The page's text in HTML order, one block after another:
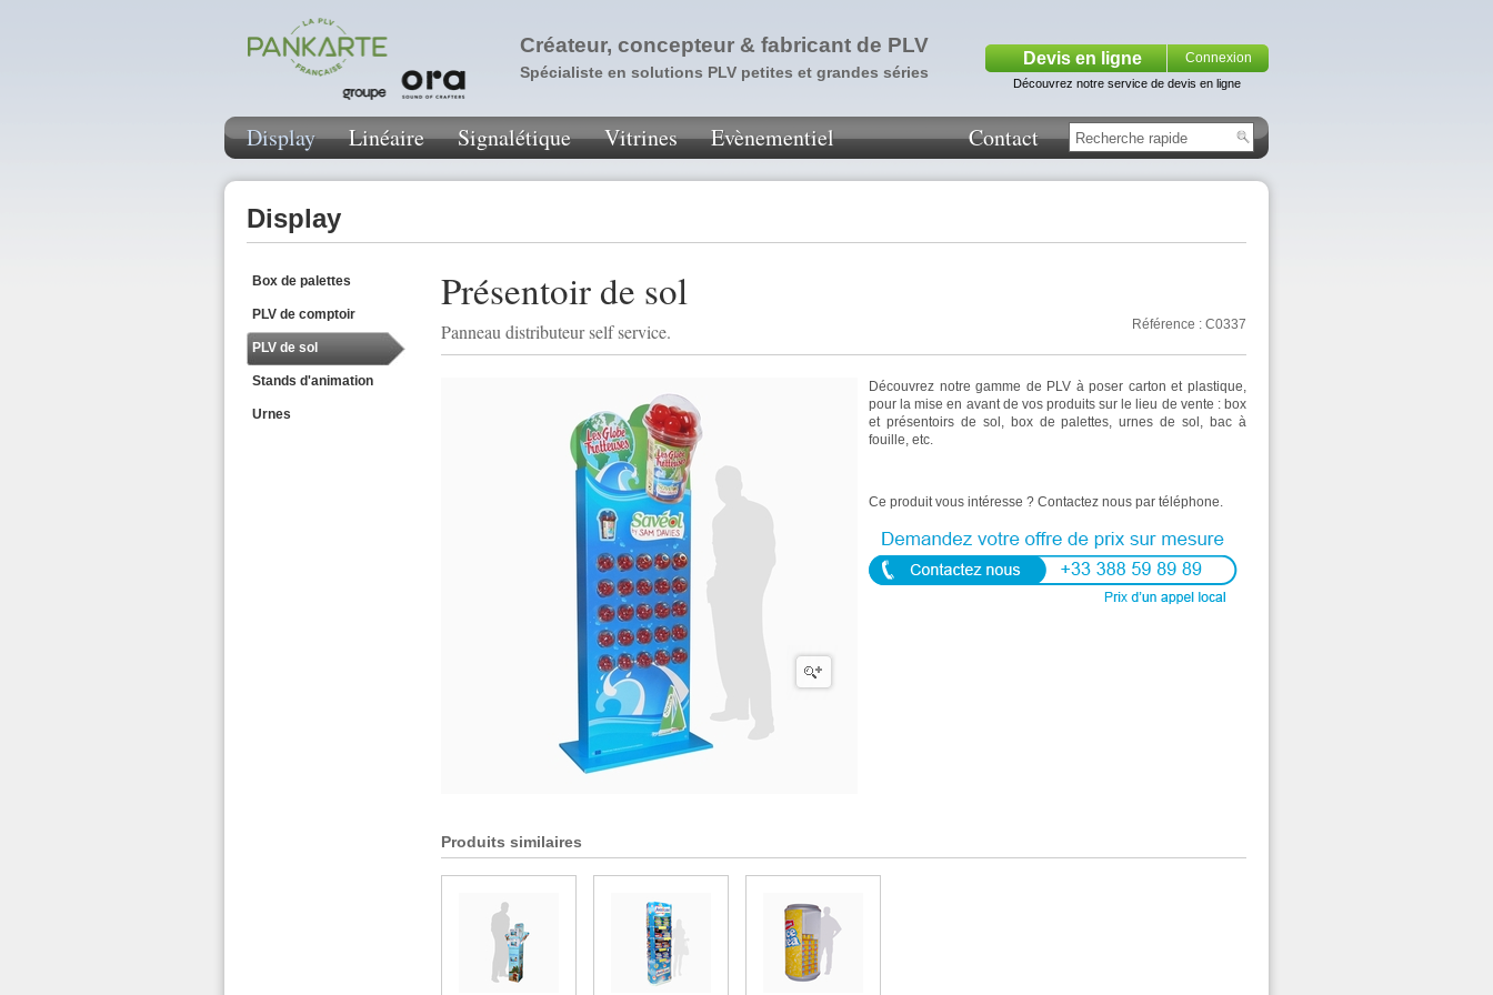
Créateur, concepteur & fabricant de PLV
Spécialiste en solutions PLV petites et grandes séries
Devis en ligne Connexion
Découvrez notre service de devis en ligne
Display Linéaire Signalétique Vitrines Evènementiel Contact
Display
Box de palettes
PLV de comptoir
PLV de sol
Stands d'animation
Urnes
Présentoir de sol
Panneau distributeur self service. Référence : C0337
Découvrez notre gamme de PLV à poser carton et plastique,
pour la mise en avant de vos produits sur le lieu de vente : box
et présentoirs de sol, box de palettes, urnes de sol, bac à
fouille, etc.
Ce produit vous intéresse ? Contactez nous par téléphone.
Produits similaires